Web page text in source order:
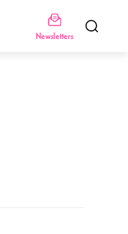
Newsletters